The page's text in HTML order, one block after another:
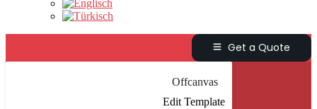
Get a Quote
Offcanvas
Edit Template